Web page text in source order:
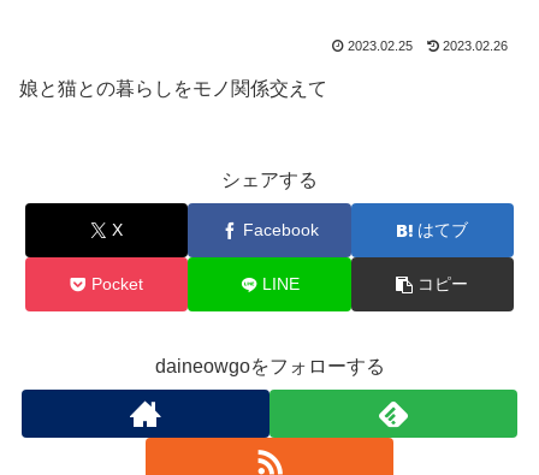
2023.02.25 2023.02.26
娘と猫との暮らしをモノ関係交えて
シェアする
X Facebook はてブ
Pocket LINE コピー
daineowgoをフォローする